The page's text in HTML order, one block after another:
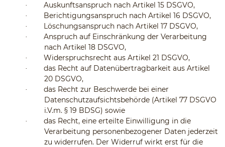
· Auskunftsanspruch nach Artikel 15 DSGVO,
· Berichtigungsanspruch nach Artikel 16 DSGVO,
· Löschungsanspruch nach Artikel 17 DSGVO,
·
Anspruch auf Einschränkung der Verarbeitung
nach Artikel 18 DSGVO,
· Widerspruchsrecht aus Artikel 21 DSGVO,
·
das Recht auf Datenübertragbarkeit aus Artikel
20 DSGVO,
·
das Recht zur Beschwerde bei einer
Datenschutzaufsichtsbehörde (Artikel 77 DSGVO
i.V.m. § 19 BDSG) sowie
·
das Recht, eine erteilte Einwilligung in die
Verarbeitung personenbezogener Daten jederzeit
zu widerrufen. Der Widerruf wirkt erst für die